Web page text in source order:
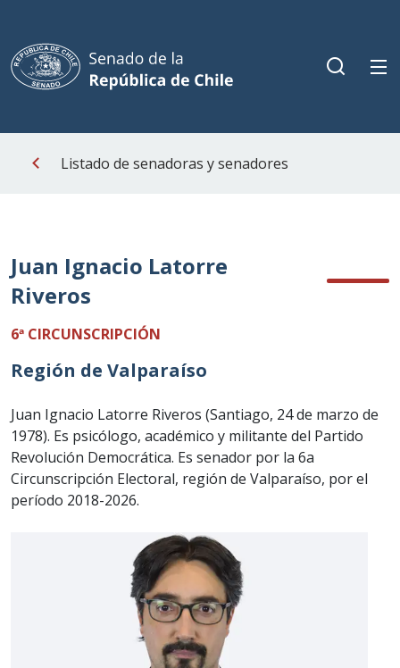
Listado de senadoras y senadores
Juan Ignacio Latorre
Riveros
6ª CIRCUNSCRIPCIÓN
Región de Valparaíso
Juan Ignacio Latorre Riveros (Santiago, 24 de marzo de
1978). Es psicólogo, académico y militante del Partido
Revolución Democrática. Es senador por la 6a
Circunscripción Electoral, región de Valparaíso, por el
período 2018-2026.